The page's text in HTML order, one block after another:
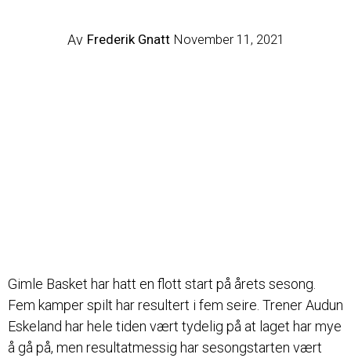
Av Frederik Gnatt November 11, 2021
Gimle Basket har hatt en flott start på årets sesong.
Fem kamper spilt har resultert i fem seire. Trener Audun
Eskeland har hele tiden vært tydelig på at laget har mye
å gå på, men resultatmessig har sesongstarten vært